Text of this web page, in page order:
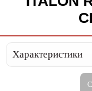
Характеристики